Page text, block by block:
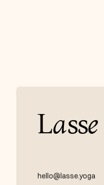
Lasse
hello@lasse.yoga